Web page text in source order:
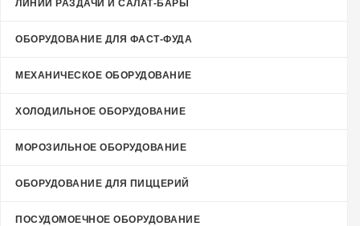
ЛИНИИ РАЗДАЧИ И САЛАТ-БАРЫ
ОБОРУДОВАНИЕ ДЛЯ ФАСТ-ФУДА
МЕХАНИЧЕСКОЕ ОБОРУДОВАНИЕ
ХОЛОДИЛЬНОЕ ОБОРУДОВАНИЕ
МОРОЗИЛЬНОЕ ОБОРУДОВАНИЕ
ОБОРУДОВАНИЕ ДЛЯ ПИЦЦЕРИЙ
ПОСУДОМОЕЧНОЕ ОБОРУДОВАНИЕ